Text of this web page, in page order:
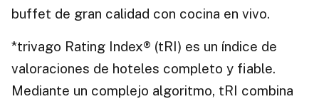
buffet de gran calidad con cocina en vivo.
*trivago Rating Index® (tRI) es un índice de
valoraciones de hoteles completo y fiable.
Mediante un complejo algoritmo, tRI combina